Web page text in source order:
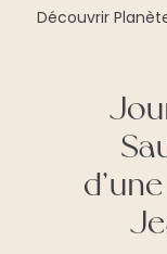
Découvrir